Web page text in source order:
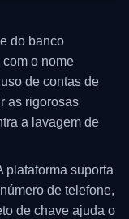
do banco
o nome
de contas de
as rigorosas
a lavagem de
plataforma suporta
de telefone,
de chave ajuda o